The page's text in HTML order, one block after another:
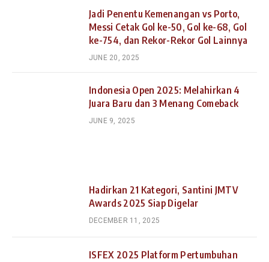
Jadi Penentu Kemenangan vs Porto,
Messi Cetak Gol ke-50, Gol ke-68, Gol
ke-754, dan Rekor-Rekor Gol Lainnya
JUNE 20, 2025
Indonesia Open 2025: Melahirkan 4
Juara Baru dan 3 Menang Comeback
JUNE 9, 2025
Hadirkan 21 Kategori, Santini JMTV
Awards 2025 Siap Digelar
DECEMBER 11, 2025
ISFEX 2025 Platform Pertumbuhan